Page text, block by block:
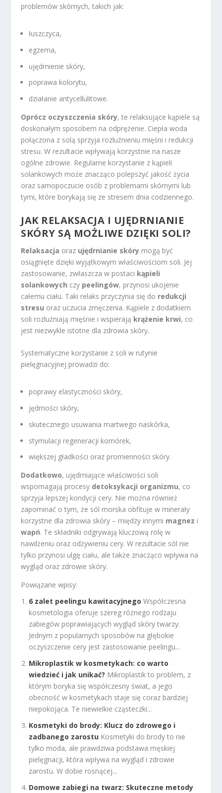
problemów skórnych, takich jak:
łuszczyca,
egzema,
ujędrnienie skóry,
poprawa kolorytu,
działanie antycellulitowe.
Oprócz oczyszczenia skóry, te relaksujące kąpiele są
doskonałym sposobem na odprężenie. Ciepła woda
połączona z solą sprzyja rozluźnieniu mięśni i redukcji
stresu. W rezultacie wpływają korzystnie na nasze
ogólne zdrowie. Regularne korzystanie z kąpieli
solankowych może znacząco polepszyć jakość życia
oraz samopoczucie osób z problemami skórnymi lub
tymi, które borykają się ze stresem dnia codziennego.
JAK RELAKSACJA I UJĘDRNIANIE
SKÓRY SĄ MOŻLIWE DZIĘKI SOLI?
Relaksacja oraz ujędrnianie skóry mogą być
osiągnięte dzięki wyjątkowym właściwościom soli. Jej
zastosowanie, zwłaszcza w postaci kąpieli
solankowych czy peelingów, przynosi ukojenie
całemu ciału. Taki relaks przyczynia się do redukcji
stresu oraz uczucia zmęczenia. Kąpiele z dodatkiem
soli rozluźniają mięśnie i wspierają krążenie krwi, co
jest niezwykle istotne dla zdrowia skóry.
Systematyczne korzystanie z soli w rutynie
pielęgnacyjnej prowadzi do:
poprawy elastyczności skóry,
jędrności skóry,
skutecznego usuwania martwego naskórka,
stymulacji regeneracji komórek,
większej gładkości oraz promienności skóry.
Dodatkowo, ujędrniające właściwości soli
wspomagają procesy detoksykacji organizmu, co
sprzyja lepszej kondycji cery. Nie można również
zapominać o tym, że sól morska obfituje w minerały
korzystne dla zdrowia skóry – między innymi magnez i
wapń. Te składniki odgrywają kluczową rolę w
nawilżeniu oraz odżywieniu cery. W rezultacie sól nie
tylko przynosi ulgę ciału, ale także znacząco wpływa na
wygląd oraz zdrowie skóry.
Powiązane wpisy:
6 zalet peelingu kawitacyjnego Współczesna
kosmetologia oferuje szereg różnego rodzaju
zabiegów poprawiających wygląd skóry twarzy.
Jednym z popularnych sposobów na głębokie
oczyszczenie cery jest zastosowanie peelingu...
Mikroplastik w kosmetykach: co warto
wiedzieć i jak unikać? Mikroplastik to problem, z
którym boryka się współczesny świat, a jego
obecność w kosmetykach staje się coraz bardziej
niepokojąca. Te niewielkie cząsteczki...
Kosmetyki do brody: Klucz do zdrowego i
zadbanego zarostu Kosmetyki do brody to nie
tylko moda, ale prawdziwa podstawa męskiej
pielęgnacji, która wpływa na wygląd i zdrowie
zarostu. W dobie rosnącej...
Domowe zabiegi na twarz: Skuteczne metody